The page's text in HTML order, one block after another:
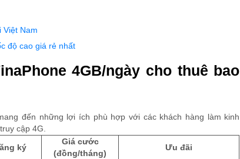
Việt Nam
độ cao giá rẻ nhất
4GB/ngày cho thuê bao
đến những lợi ích phù hợp với các khách hàng làm kinh
cập 4G.
ký
Giá cước
(đồng/tháng)
Ưu đãi